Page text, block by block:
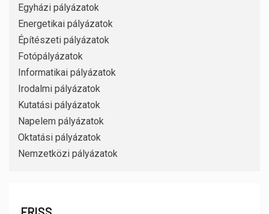
Egyházi pályázatok
Energetikai pályázatok
Építészeti pályázatok
Fotópályázatok
Informatikai pályázatok
Irodalmi pályázatok
Kutatási pályázatok
Napelem pályázatok
Oktatási pályázatok
Nemzetközi pályázatok